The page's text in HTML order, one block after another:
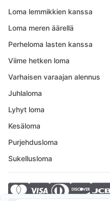
Loma lemmikkien kanssa
Loma meren äärellä
Perheloma lasten kanssa
Viime hetken loma
Varhaisen varaajan alennus
Juhlaloma
Lyhyt loma
Kesäloma
Purjehdusloma
Sukellusloma